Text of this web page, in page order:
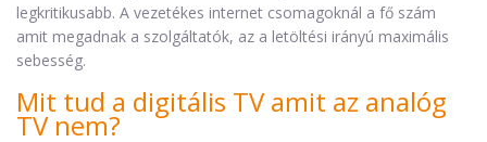
legkritikusabb. A vezetékes internet csomagoknál a fő szám
amit megadnak a szolgáltatók, az a letöltési irányú maximális
sebesség.
Mit tud a digitális TV amit az analóg
TV nem?